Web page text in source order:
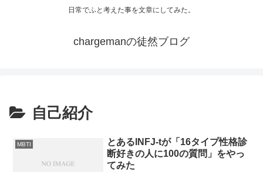
日常でふと考えた事を文章にしてみた。
chargemanの徒然ブログ
自己紹介
MBTI
とあるINFJ-tが「16タイプ性格診
断好きの人に100の質問」をやっ
てみた